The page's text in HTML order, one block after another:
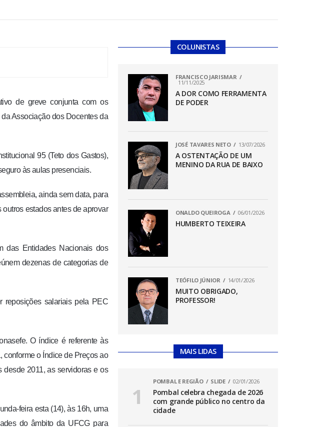
de greve conjunta com os
Associação dos Docentes da
95 (Teto dos Gastos),
às aulas presenciais.
ainda sem data, para
estados antes de aprovar
das Entidades Nacionais dos
dezenas de categorias de
reposições salariais pela PEC
O índice é referente às
o Índice de Preços ao
desde 2011, as servidoras e os
feira esta (14), às 16h, uma
do âmbito da UFCG para
COLUNISTAS
FRANCISCO JARISMAR
11/11/2025
A DOR COMO FERRAMENTA
DE PODER
JOSÉ TAVARES NETO 13/07/2026
A OSTENTAÇÃO DE UM
MENINO DA RUA DE BAIXO
ONALDO QUEIROGA 06/01/2026
HUMBERTO TEIXEIRA
TEÓFILO JÚNIOR 14/01/2026
MUITO OBRIGADO,
PROFESSOR!
MAIS LIDAS
POMBAL E REGIÃO SLIDE 02/01/2026
Pombal celebra chegada de 2026
com grande público no centro da
cidade